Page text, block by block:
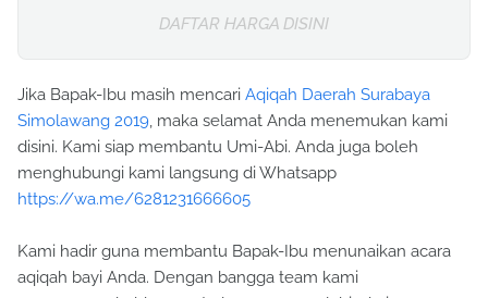
DAFTAR HARGA DISINI
Jika Bapak-Ibu masih mencari Aqiqah Daerah Surabaya
Simolawang 2019, maka selamat Anda menemukan kami
disini. Kami siap membantu Umi-Abi. Anda juga boleh
menghubungi kami langsung di Whatsapp
https://wa.me/6281231666605
Kami hadir guna membantu Bapak-Ibu menunaikan acara
aqiqah bayi Anda. Dengan bangga team kami